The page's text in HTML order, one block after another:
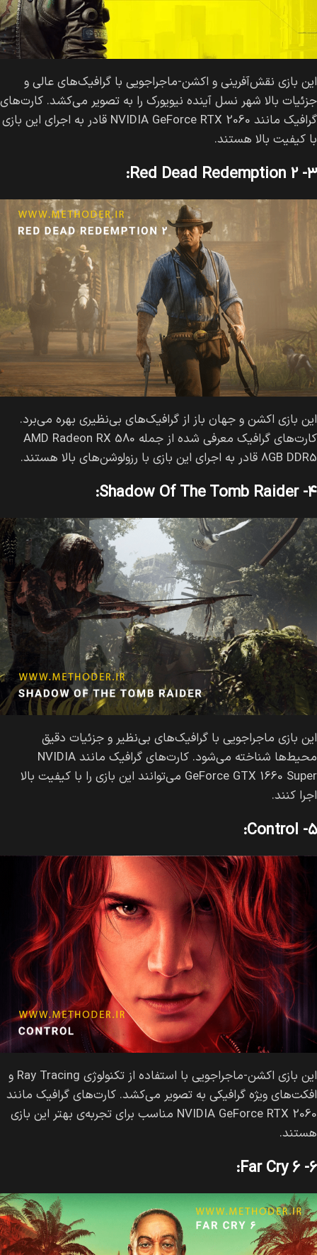
این بازی نقش‌آفرینی و اکشن-ماجراجویی با گرافیک‌های عالی و
جزئیات بالا شهر نسل آینده نیویورک را به تصویر می‌کشد. کارت‌های
گرافیک مانند NVIDIA GeForce RTX 2060 قادر به اجرای این بازی
با کیفیت بالا هستند.
۳- Red Dead Redemption 2:
این بازی اکشن و جهان باز از گرافیک‌های بی‌نظیری بهره می‌برد.
کارت‌های گرافیک معرفی شده از جمله AMD Radeon RX 580
8GB DDR5 قادر به اجرای این بازی با رزولوشن‌های بالا هستند.
۴- Shadow Of The Tomb Raider:
این بازی ماجراجویی با گرافیک‌های بی‌نظیر و جزئیات دقیق
محیط‌ها شناخته می‌شود. کارت‌های گرافیک مانند NVIDIA
GeForce GTX 1660 Super می‌توانند این بازی را با کیفیت بالا
اجرا کنند.
۵- Control:
این بازی اکشن-ماجراجویی با استفاده از تکنولوژی Ray Tracing و
افکت‌های ویژه گرافیکی به تصویر می‌کشد. کارت‌های گرافیک مانند
NVIDIA GeForce RTX 2060 مناسب برای تجربه‌ی بهتر این بازی
هستند.
۶- Far Cry 6: